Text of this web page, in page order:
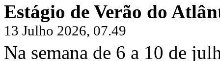
Estágio de Verão do
13 Julho 2026, 07.49
Na semana de 6 a 10 de